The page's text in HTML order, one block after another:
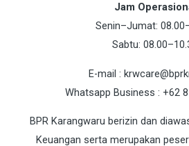
Jam
Senin–Jumat:
Sabtu:
E-mail :
Whatsapp Business : +62
BPR Karangwaru berizin dan
Keuangan serta merupakan